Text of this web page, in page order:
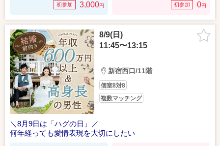
初参加 3,000円 初参加 0円
8/9(日)
11:45〜13:15
新宿西口/11階
個室8対8
複数マッチング
＼8月9日は「ハグの日」／
何年経っても愛情表現を大切にしたい